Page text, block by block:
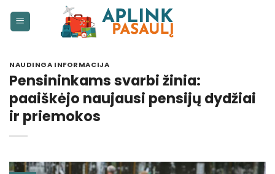
NAUDINGA INFORMACIJA
Pensininkams svarbi žinia:
paaiškėjo naujausi pensijų dydžiai
ir priemokos